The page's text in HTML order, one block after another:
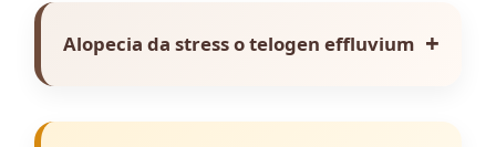
Alopecia da stress o telogen effluvium +